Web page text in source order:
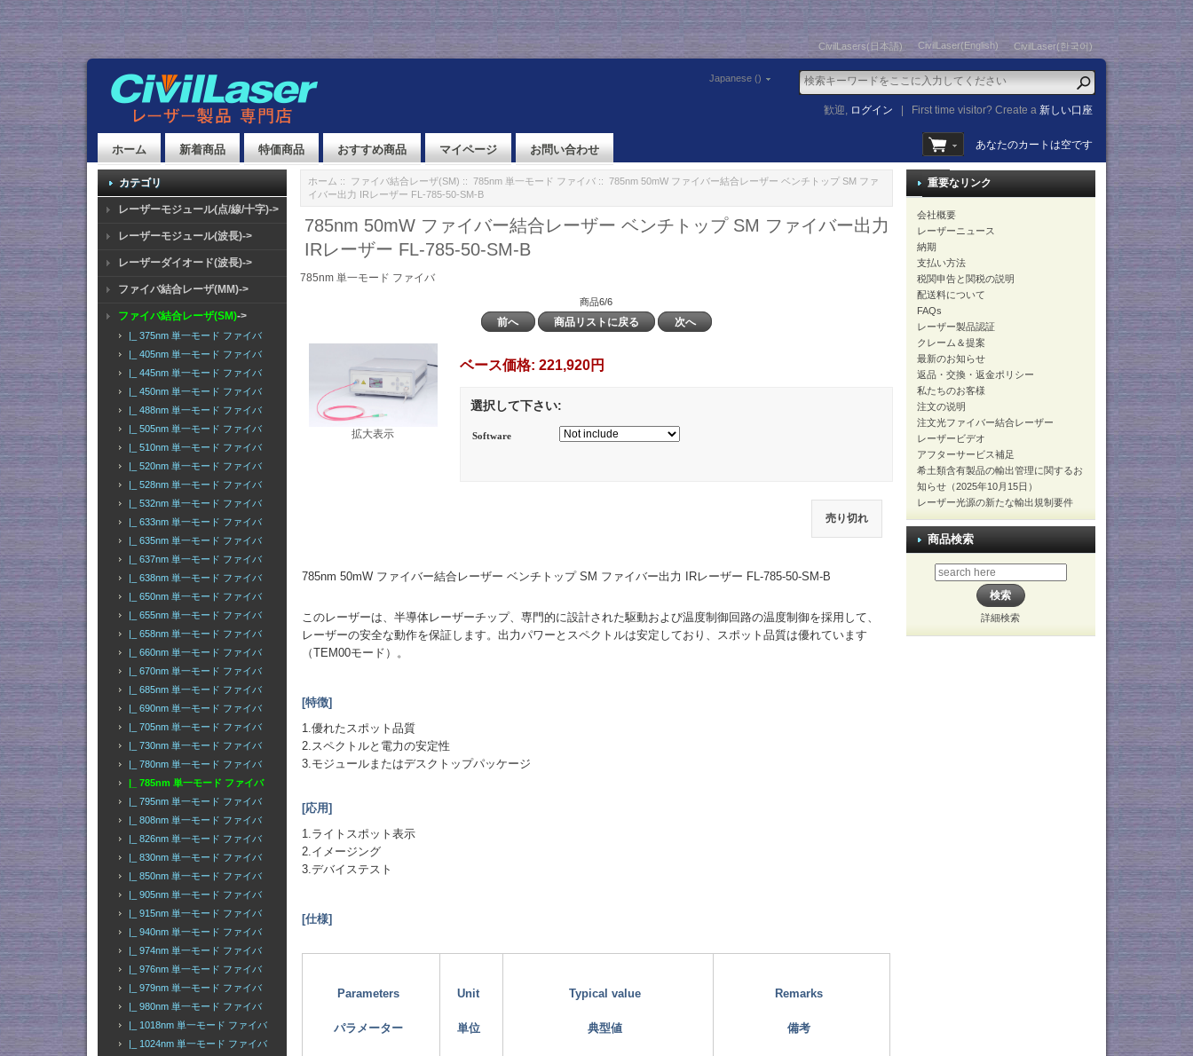
CivilLasers(日本語) CivilLaser(English) CivilLaser(한국어)
Japanese ()
歓迎, ログイン First time visitor? Create a新しい口座
ホーム 新着商品 特価商品 おすすめ商品 マイページ お問い合わせ あなたのカートは空です
カテゴリ
レーザーモジュール(点/線/十字)->
レーザーモジュール(波長)->
レーザーダイオード(波長)->
ファイバ結合レーザ(MM)->
ファイバ結合レーザ(SM)->
|_ 375nm 単一モード ファイバ
|_ 405nm 単一モード ファイバ
|_ 445nm 単一モード ファイバ
|_ 450nm 単一モード ファイバ
|_ 488nm 単一モード ファイバ
|_ 505nm 単一モード ファイバ
|_ 510nm 単一モード ファイバ
|_ 520nm 単一モード ファイバ
|_ 528nm 単一モード ファイバ
|_ 532nm 単一モード ファイバ
|_ 633nm 単一モード ファイバ
|_ 635nm 単一モード ファイバ
|_ 637nm 単一モード ファイバ
|_ 638nm 単一モード ファイバ
|_ 650nm 単一モード ファイバ
|_ 655nm 単一モード ファイバ
|_ 658nm 単一モード ファイバ
|_ 660nm 単一モード ファイバ
|_ 670nm 単一モード ファイバ
|_ 685nm 単一モード ファイバ
|_ 690nm 単一モード ファイバ
|_ 705nm 単一モード ファイバ
|_ 730nm 単一モード ファイバ
|_ 780nm 単一モード ファイバ
|_ 785nm 単一モード ファイバ
|_ 795nm 単一モード ファイバ
|_ 808nm 単一モード ファイバ
|_ 826nm 単一モード ファイバ
|_ 830nm 単一モード ファイバ
|_ 850nm 単一モード ファイバ
|_ 905nm 単一モード ファイバ
|_ 915nm 単一モード ファイバ
|_ 940nm 単一モード ファイバ
|_ 974nm 単一モード ファイバ
|_ 976nm 単一モード ファイバ
|_ 979nm 単一モード ファイバ
|_ 980nm 単一モード ファイバ
|_ 1018nm 単一モード ファイバ
|_ 1024nm 単一モード ファイバ
ホーム :: ファイバ結合レーザ(SM) :: 785nm 単一モード ファイバ:: 785nm 50mW ファイバー結合レーザー ベンチトップ SM ファ
イバー出力 IRレーザー FL-785-50-SM-B
785nm 50mW ファイバー結合レーザー ベンチトップ SM ファイバー出力
IRレーザー FL-785-50-SM-B
785nm 単一モード ファイバ
商品6/6
前へ 商品リストに戻る 次へ
拡大表示
ベース価格: 221,920円
選択して下さい:
Software
売り切れ
785nm 50mW ファイバー結合レーザー ベンチトップ SM ファイバー出力 IRレーザー FL-785-50-SM-B
このレーザーは、半導体レーザーチップ、専門的に設計された駆動および温度制御回路の温度制御を採用して、
レーザーの安全な動作を保証します。出力パワーとスペクトルは安定しており、スポット品質は優れています
（TEM00モード）。
[特徴]
1.優れたスポット品質
2.スペクトルと電力の安定性
3.モジュールまたはデスクトップパッケージ
[応用]
1.ライトスポット表示
2.イメージング
3.デバイステスト
[仕様]
Parameters
パラメーター
Unit
単位
Typical value
典型値
Remarks
備考
重要なリンク
会社概要
レーザーニュース
納期
支払い方法
税関申告と関税の説明
配送料について
FAQs
レーザー製品認証
クレーム＆提案
最新のお知らせ
返品・交換・返金ポリシー
私たちのお客様
注文の说明
注文光ファイバー結合レーザー
レーザービデオ
アフターサービス補足
希土類含有製品の輸出管理に関するお
知らせ（2025年10月15日）
レーザー光源の新たな輸出規制要件
商品検索
詳細検索